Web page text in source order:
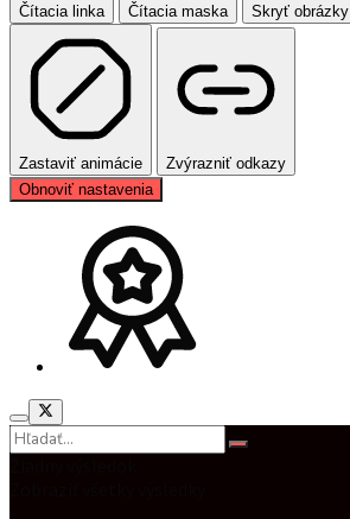
Čítacia linka Čítacia maska Skryť obrázky
Zastaviť animácie
Zvýrazniť odkazy
Obnoviť nastavenia